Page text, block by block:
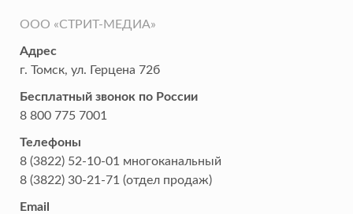
ООО «СТРИТ-МЕДИА»
Адрес
г. Томск, ул. Герцена 72б
Бесплатный звонок по России
8 800 775 7001
Телефоны
8 (3822) 52-10-01 многоканальный
8 (3822) 30-21-71 (отдел продаж)
Email